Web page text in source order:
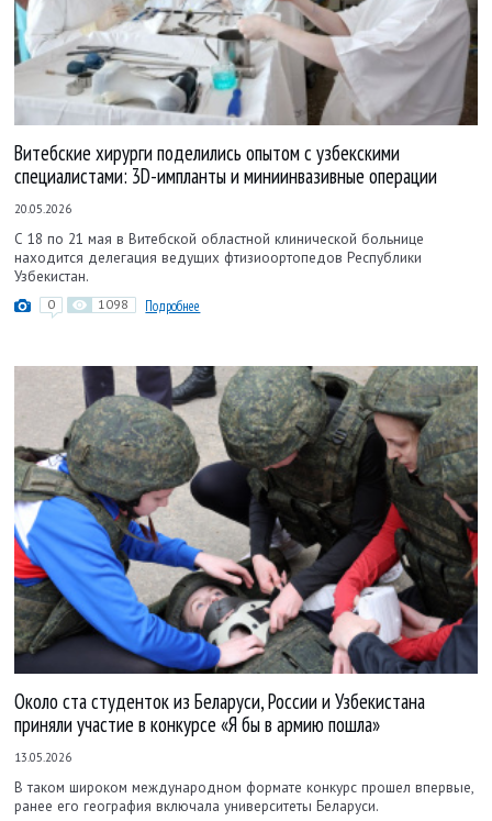
Витебские хирурги поделились опытом с узбекскими
специалистами: 3D-импланты и миниинвазивные операции
20.05.2026
С 18 по 21 мая в Витебской областной клинической больнице
находится делегация ведущих фтизиоортопедов Республики
Узбекистан.
0 1098 Подробнее
Около ста студенток из Беларуси, России и Узбекистана
приняли участие в конкурсе «Я бы в армию пошла»
13.05.2026
В таком широком международном формате конкурс прошел впервые,
ранее его география включала университеты Беларуси.